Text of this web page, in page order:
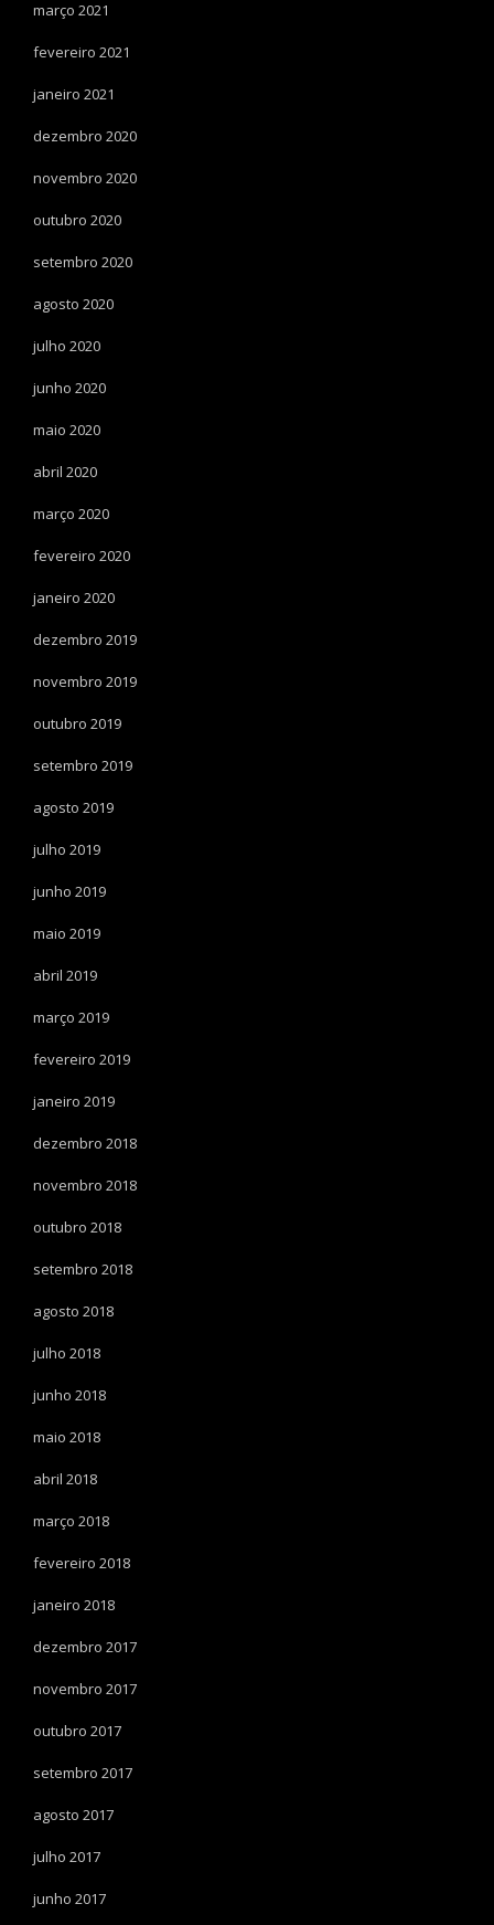
março 2021
fevereiro 2021
janeiro 2021
dezembro 2020
novembro 2020
outubro 2020
setembro 2020
agosto 2020
julho 2020
junho 2020
maio 2020
abril 2020
março 2020
fevereiro 2020
janeiro 2020
dezembro 2019
novembro 2019
outubro 2019
setembro 2019
agosto 2019
julho 2019
junho 2019
maio 2019
abril 2019
março 2019
fevereiro 2019
janeiro 2019
dezembro 2018
novembro 2018
outubro 2018
setembro 2018
agosto 2018
julho 2018
junho 2018
maio 2018
abril 2018
março 2018
fevereiro 2018
janeiro 2018
dezembro 2017
novembro 2017
outubro 2017
setembro 2017
agosto 2017
julho 2017
junho 2017